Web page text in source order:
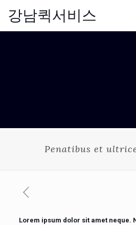
강남퀵서비스
Penatibus et
Lorem ipsum dolor sit amet neque.